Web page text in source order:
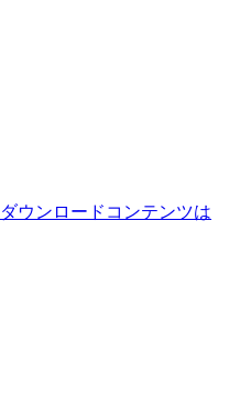
ウンロードコンテンツは